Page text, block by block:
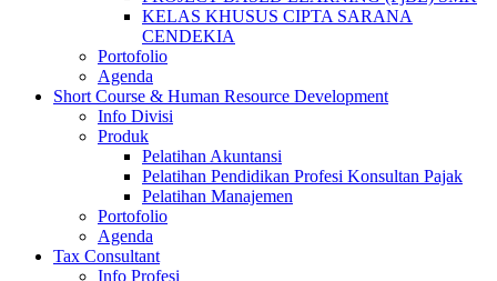
KELAS KHUSUS CIPTA SARANA
CENDEKIA
Portofolio
Agenda
Short Course & Human Resource Development
Info Divisi
Produk
Pelatihan Akuntansi
Pelatihan Pendidikan Profesi Konsultan Pajak
Pelatihan Manajemen
Portofolio
Agenda
Tax Consultant
Info Profesi